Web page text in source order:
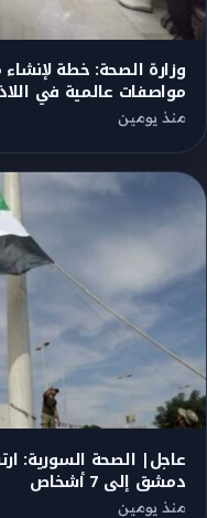
وزارة الصحة: خطة
مواصفات عالمية في
منذ يومين
عاجل| الصحة السورية:
دمشق إلى 7 أشخاص
منذ يومين